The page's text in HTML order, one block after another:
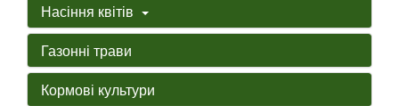
Насіння квітів
Газонні трави
Кормові культури